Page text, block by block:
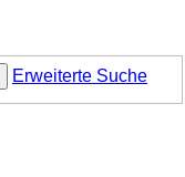
Erweiterte Suche